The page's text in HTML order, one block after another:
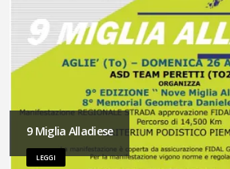
9 Miglia Alladiese
LEGGI